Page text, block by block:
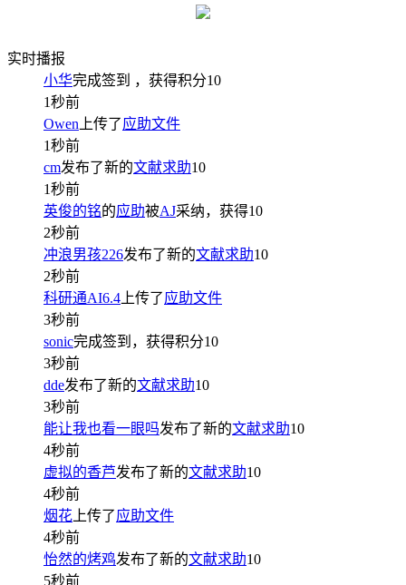
实时播报
小华完成签到 ，获得积分10
1秒前
Owen 上传了应助文件
1秒前
cm发布了新的文献求助10
1秒前
英俊的铭的应助被AJ采纳，获得10
2秒前
冲浪男孩226发布了新的文献求助10
2秒前
科研通AI6.4 上传了应助文件
3秒前
sonic完成签到，获得积分10
3秒前
dde发布了新的文献求助10
3秒前
能让我也看一眼吗发布了新的文献求助10
4秒前
虚拟的香芦发布了新的文献求助10
4秒前
烟花 上传了应助文件
4秒前
怡然的烤鸡发布了新的文献求助10
5秒前